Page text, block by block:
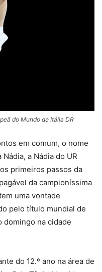
do Mundo de Itália DR
em comum, o nome
a Nádia do UR
primeiros passos da
da campioníssima
uma vontade
pelo título mundial de
domingo na cidade
do 12.º ano na área de